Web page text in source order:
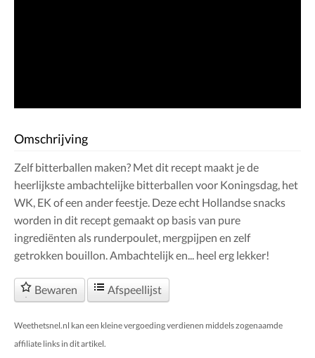
Omschrijving
Zelf bitterballen maken? Met dit recept maakt je de
heerlijkste ambachtelijke bitterballen voor Koningsdag, het
WK, EK of een ander feestje. Deze echt Hollandse snacks
worden in dit recept gemaakt op basis van pure
ingrediënten als runderpoulet, mergpijpen en zelf
getrokken bouillon. Ambachtelijk en... heel erg lekker!
Bewaren Afspeellijst
Weethetsnel.nl kan een kleine vergoeding verdienen middels zogenaamde
affiliate links in dit artikel.